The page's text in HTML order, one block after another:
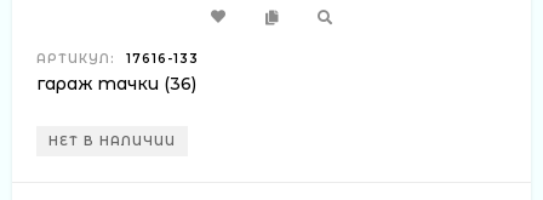
АРТИКУЛ: 17616-133
гараж тачки (36)
НЕТ В НАЛИЧИИ